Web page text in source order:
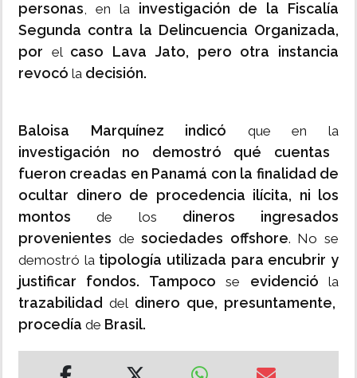
personas, en la investigación de la Fiscalía
Segunda contra la Delincuencia Organizada,
por el caso Lava Jato, pero otra instancia
revocó la decisión.
Baloisa Marquínez indicó que en la
investigación no demostró qué cuentas
fueron creadas en Panamá con la finalidad de
ocultar dinero de procedencia ilícita, ni los
montosde los dineros ingresados
provenientes de sociedades offshore. No se
demostró latipología utilizada para encubrir y
justificar fondos. Tampocose evidencióla
trazabilidad del dinero que, presuntamente,
procedía de Brasil.